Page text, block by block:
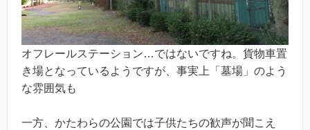
オフレールステーション…ではないですね。貨物車置
き場となっているようですが、事実上「墓場」のよう
な雰囲気も
一方、かたわらの公園では子供たちの歓声が聞こえ